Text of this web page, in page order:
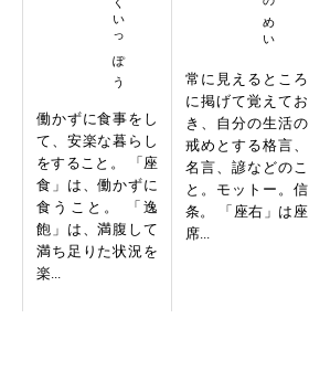
働かずに食事をし
て、安楽な暮らし
をすること。 「座
食」は、働かずに
食うこと。 「逸
飽」は、満腹して
満ち足りた状況を
楽...
常に見えるところ
に掲げて覚えてお
き、自分の生活の
戒めとする格言、
名言、諺などのこ
と。モットー。信
条。 「座右」は座
席...